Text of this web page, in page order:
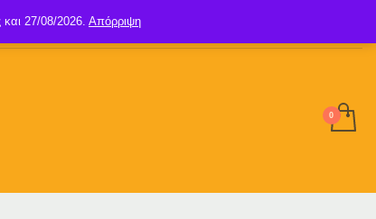
SIGN UP LOGIN
και 27/08/2026. Απόρριψη